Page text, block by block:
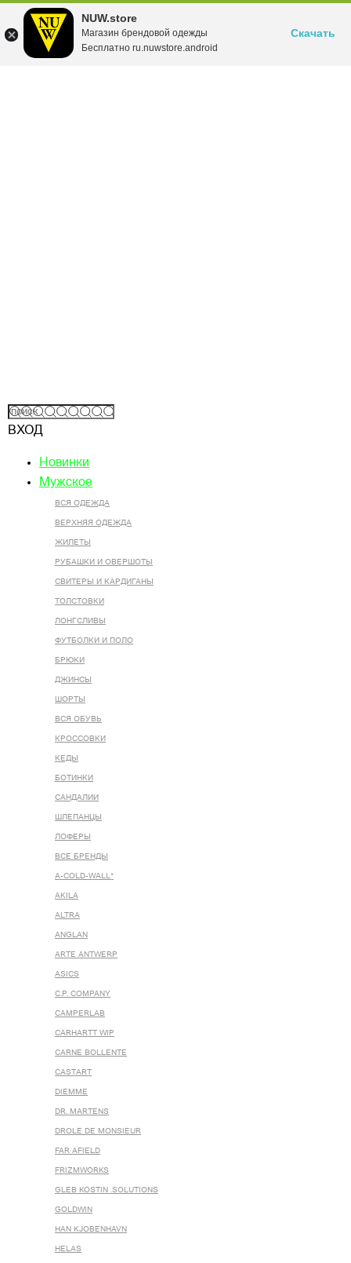
NUW.store
Магазин брендовой одежды
Бесплатно ru.nuwstore.android
Скачать
ВХОД
Новинки
Мужское
ВСЯ ОДЕЖДА
ВЕРХНЯЯ ОДЕЖДА
ЖИЛЕТЫ
РУБАШКИ И ОВЕРШОТЫ
СВИТЕРЫ И КАРДИГАНЫ
ТОЛСТОВКИ
ЛОНГСЛИВЫ
ФУТБОЛКИ И ПОЛО
БРЮКИ
ДЖИНСЫ
ШОРТЫ
ВСЯ ОБУВЬ
КРОССОВКИ
КЕДЫ
БОТИНКИ
САНДАЛИИ
ШЛЕПАНЦЫ
ЛОФЕРЫ
ВСЕ БРЕНДЫ
A-COLD-WALL*
AKILA
ALTRA
ANGLAN
ARTE ANTWERP
ASICS
C.P. COMPANY
CAMPERLAB
CARHARTT WIP
CARNE BOLLENTE
CASTART
DIEMME
DR. MARTENS
DROLE DE MONSIEUR
FAR AFIELD
FRIZMWORKS
GLEB KOSTIN .SOLUTIONS
GOLDWIN
HAN KJOBENHAVN
HELAS